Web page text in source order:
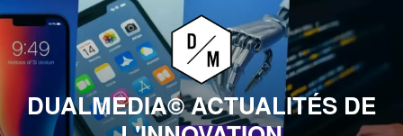
Aller
au
contenu
DUALMEDIA© ACTUALITÉS DE